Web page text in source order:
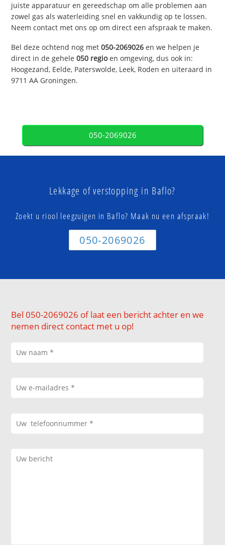
juiste apparatuur en gereedschap om alle problemen aan
zowel gas als waterleiding snel en vakkundig op te lossen.
Neem contact met ons op om direct een afspraak te maken.
Bel deze ochtend nog met050-2069026 en we helpen je
direct in de gehele050 regioen omgeving, dus ook in:
Hoogezand, Eelde, Paterswolde, Leek, Roden en uiteraard in
9711 AA Groningen.
050-2069026
Lekkage of verstopping in Baflo?
Zoekt u riool leegzuigen in Baflo? Maak nu een afspraak!
050-2069026
Bel 050-2069026 of laat een bericht achter en we
nemen direct contact met u op!